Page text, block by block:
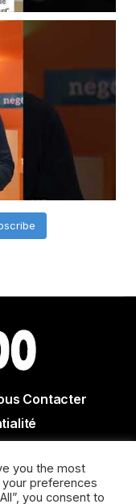
Contacter
- Actualité
you the most
preferences
you consent to